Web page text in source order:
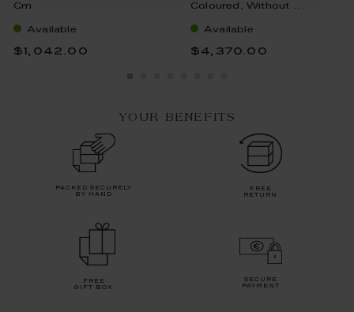
Cm
Available
$1,042.00
Coloured, Without ...
Available
$4,370.00
YOUR BENEFITS
packed securely
by hand
free
return
free
gift box
secure
payment